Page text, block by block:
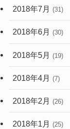
2018年7月 (31)
2018年6月 (30)
2018年5月 (19)
2018年4月 (7)
2018年2月 (26)
2018年1月 (25)